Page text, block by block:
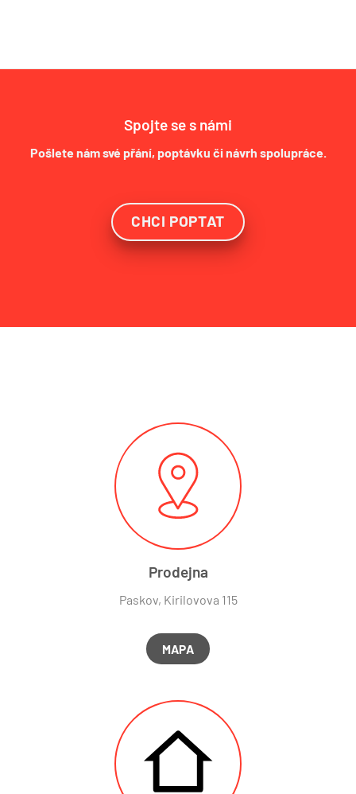
Spojte se s námi
Pošlete nám své přání, poptávku či návrh spolupráce.
CHCI POPTAT
Prodejna
Paskov, Kirilovova 115
MAPA